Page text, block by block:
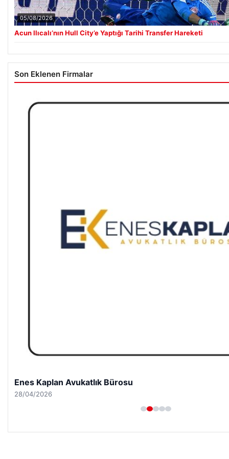
05/08/2026
Acun Ilıcalı’nın Hull City’e Yaptığı Tarihi Transfer Hareketi
Son Eklenen Firmalar
Enes Kaplan Avukatlık Bürosu
28/04/2026